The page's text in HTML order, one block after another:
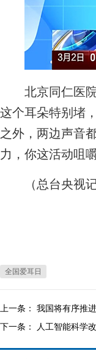
北京同仁医院
这个耳朵特别堵
之外，两边声音
力，你这活动咀
（总台央视记
全国爱耳日
上一条： 我国将有序推
下一条：
人工智能科学